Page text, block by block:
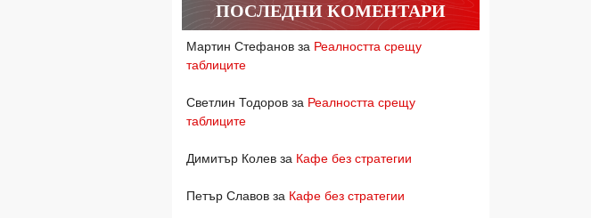
ПОСЛЕДНИ КОМЕНТАРИ
Мартин Стефанов за Реалността срещу
таблиците
Светлин Тодоров за Реалността срещу
таблиците
Димитър Колев за Кафе без стратегии
Петър Славов за Кафе без стратегии